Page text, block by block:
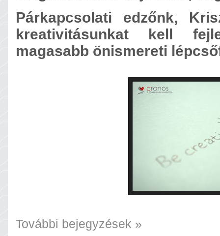
Párkapcsolati edzőnk,
kreativitásunkat kell
magasabb önismereti
További bejegyzések »